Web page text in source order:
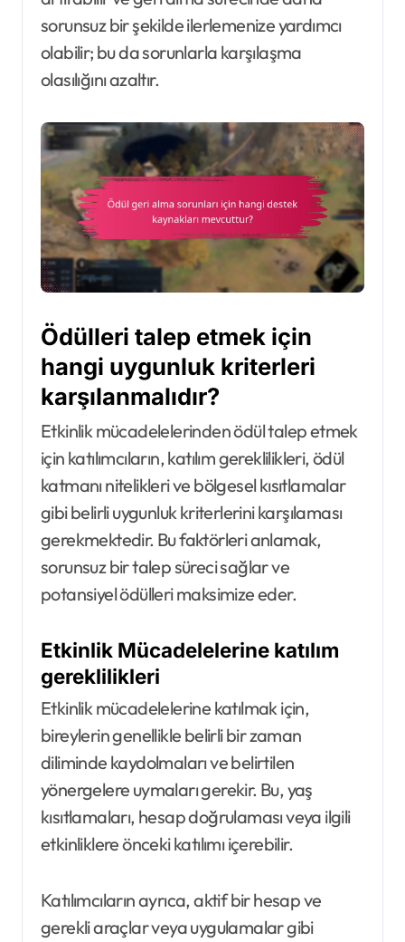
sorunsuz bir şekilde ilerlemenize yardımcı
olabilir; bu da sorunlarla karşılaşma
olasılığını azaltır.
Ödülleri talep etmek için
hangi uygunluk kriterleri
karşılanmalıdır?
Etkinlik mücadelelerinden ödül talep etmek
için katılımcıların, katılım gereklilikleri, ödül
katmanı nitelikleri ve bölgesel kısıtlamalar
gibi belirli uygunluk kriterlerini karşılaması
gerekmektedir. Bu faktörleri anlamak,
sorunsuz bir talep süreci sağlar ve
potansiyel ödülleri maksimize eder.
Etkinlik Mücadelelerine katılım
gereklilikleri
Etkinlik mücadelelerine katılmak için,
bireylerin genellikle belirli bir zaman
diliminde kaydolmaları ve belirtilen
yönergelere uymaları gerekir. Bu, yaş
kısıtlamaları, hesap doğrulaması veya ilgili
etkinliklere önceki katılımı içerebilir.
Katılımcıların ayrıca, aktif bir hesap ve
gerekli araçlar veya uygulamalar gibi